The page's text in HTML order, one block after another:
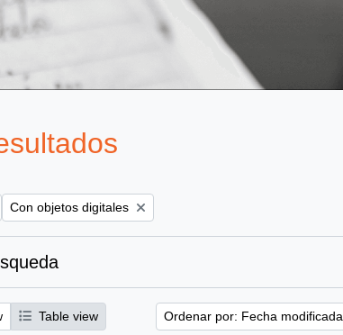
Remove filter:
Con objetos digitales
Table view Ordenar por: Fecha modificada